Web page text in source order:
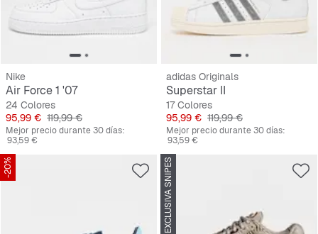
Nike
Air Force 1 '07
24 Colores
Precio
95,99 € Precio original
119,99 €
Mejor precio durante 30 días:
93,59 €
adidas Originals
Superstar II
17 Colores
Precio
95,99 € Precio original
119,99 €
Mejor precio durante 30 días:
93,59 €
-20% EXCLUSIVA SNIPES